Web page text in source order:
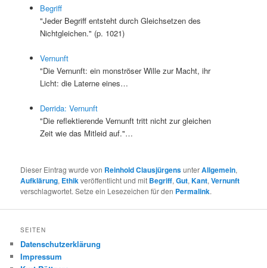
Begriff
"Jeder Begriff entsteht durch Gleichsetzen des
Nichtgleichen." (p. 1021)
Vernunft
"Die Vernunft: ein monströser Wille zur Macht, ihr
Licht: die Laterne eines…
Derrida: Vernunft
"Die reflektierende Vernunft tritt nicht zur gleichen
Zeit wie das Mitleid auf."…
Dieser Eintrag wurde von Reinhold ClausjürgensunterAllgemein,
Aufklärung, Ethikveröffentlicht und mit Begriff,Gut,Kant,Vernunft
verschlagwortet. Setze ein Lesezeichen für den Permalink.
SEITEN
Datenschutzerklärung
Impressum